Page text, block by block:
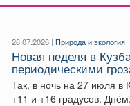
26.07.2026 |Природа и экология
Новая неделя в
периодическими
Так, в ночь на 27 июля в
+11 и +16 градусов.